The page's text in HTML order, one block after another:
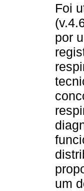
Foi
por
um